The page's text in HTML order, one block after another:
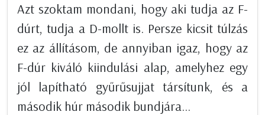
Azt szoktam mondani, hogy aki tudja az F-
dúrt, tudja a D-mollt is. Persze kicsit túlzás
ez az állításom, de annyiban igaz, hogy az
F-dúr kiváló kiindulási alap, amelyhez egy
jól lapítható gyűrűsujjat társítunk, és a
második húr második bundjára...